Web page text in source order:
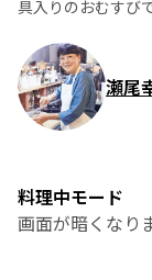
具入りのおむすび
瀬尾
料理中モード
画面が暗くなり